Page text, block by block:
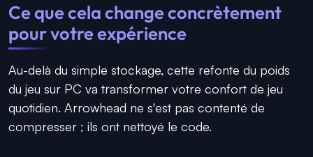
Ce que cela change concrètement
pour votre expérience
Au-delà du simple stockage, cette refonte du poids
du jeu sur PC va transformer votre confort de jeu
quotidien. Arrowhead ne s'est pas contenté de
compresser ; ils ont nettoyé le code.